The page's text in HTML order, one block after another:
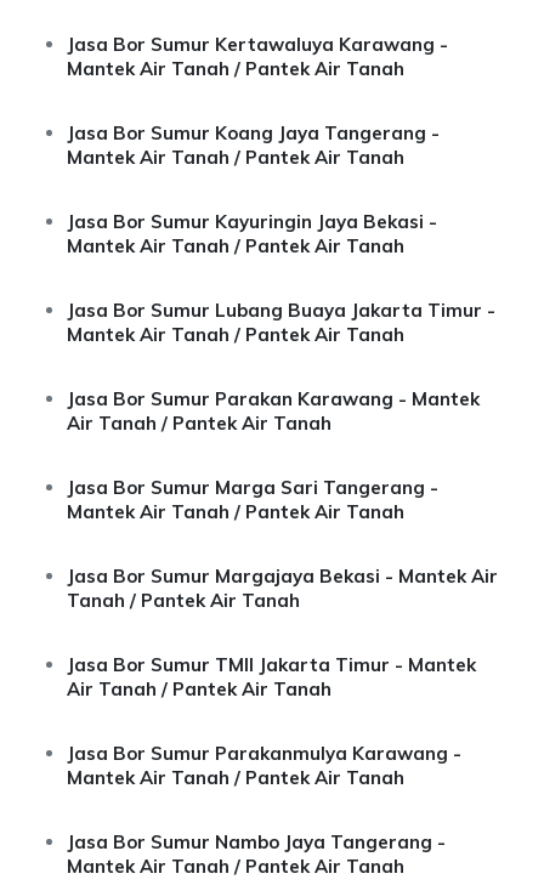
Jasa Bor Sumur Kertawaluya Karawang -
Mantek Air Tanah / Pantek Air Tanah
Jasa Bor Sumur Koang Jaya Tangerang -
Mantek Air Tanah / Pantek Air Tanah
Jasa Bor Sumur Kayuringin Jaya Bekasi -
Mantek Air Tanah / Pantek Air Tanah
Jasa Bor Sumur Lubang Buaya Jakarta Timur -
Mantek Air Tanah / Pantek Air Tanah
Jasa Bor Sumur Parakan Karawang - Mantek
Air Tanah / Pantek Air Tanah
Jasa Bor Sumur Marga Sari Tangerang -
Mantek Air Tanah / Pantek Air Tanah
Jasa Bor Sumur Margajaya Bekasi - Mantek Air
Tanah / Pantek Air Tanah
Jasa Bor Sumur TMII Jakarta Timur - Mantek
Air Tanah / Pantek Air Tanah
Jasa Bor Sumur Parakanmulya Karawang -
Mantek Air Tanah / Pantek Air Tanah
Jasa Bor Sumur Nambo Jaya Tangerang -
Mantek Air Tanah / Pantek Air Tanah